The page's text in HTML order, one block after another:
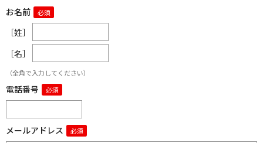
お名前
［姓］
［名］
（全角で入力してください）
電話番号
メールアドレス